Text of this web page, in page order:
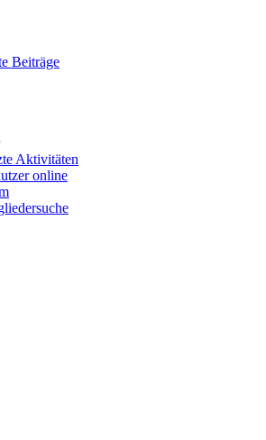
Beiträge
Aktivitäten
online